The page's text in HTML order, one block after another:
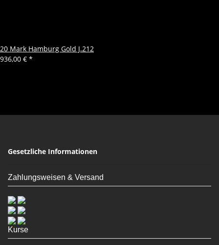
20 Mark Hamburg Gold J.212
936,00 € *
Gesetzliche Informationen
Zahlungsweisen & Versand
Kurse